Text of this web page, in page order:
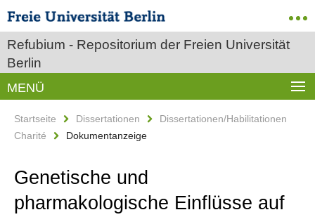
Refubium - Repositorium der Freien Universität
Berlin
MENÜ
Startseite Dissertationen
Dissertationen/Habilitationen
Charité
Dokumentanzeige
Genetische und
pharmakologische Einflüsse auf